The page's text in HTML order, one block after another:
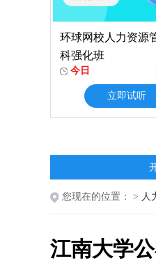
环球网校人力资源
科强化班
今日
立即试听
您现在的位置： > 人
江南大学